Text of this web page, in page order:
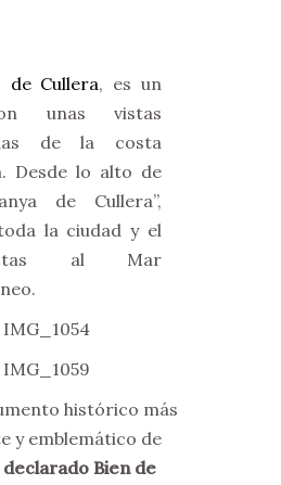
de Cullera, es un
unas vistas
de la costa
Desde lo alto de
de Cullera”,
la ciudad y el
al Mar
histórico más
y emblemático de
declarado Bien de